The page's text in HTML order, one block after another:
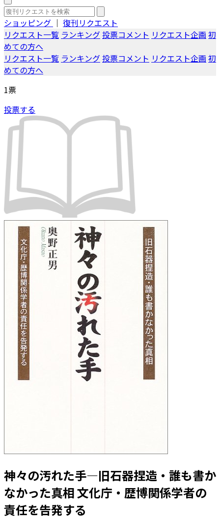
ショッピング ｜ 復刊リクエスト
リクエスト一覧 ランキング投票コメント リクエスト企画 初
めての方へ
リクエスト一覧 ランキング投票コメント リクエスト企画 初
めての方へ
1票
投票する
神々の汚れた手―旧石器捏造・誰も書か
なかった真相 文化庁・歴博関係学者の
責任を告発する